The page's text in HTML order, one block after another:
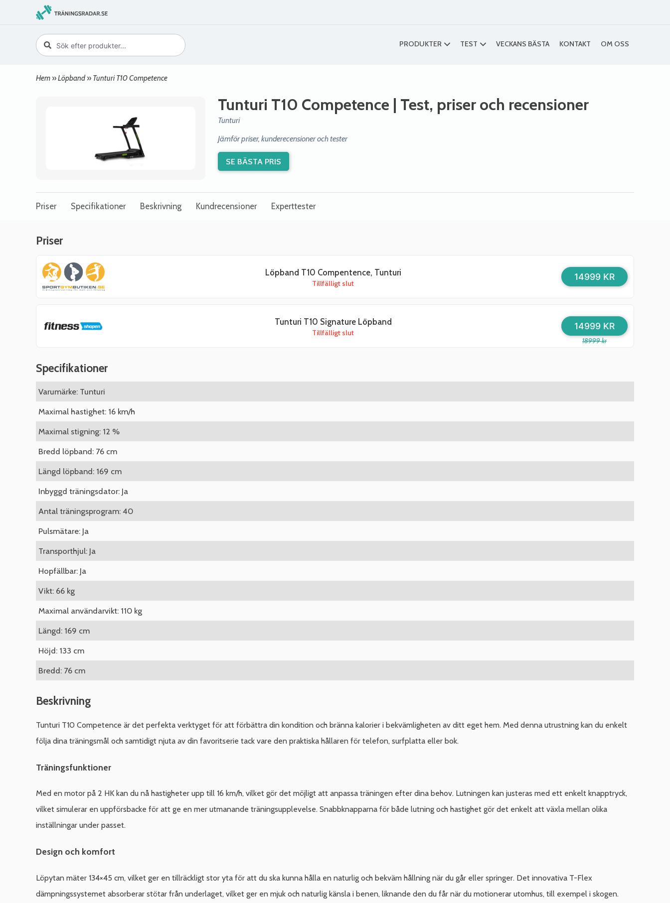
PRODUKTER TEST VECKANS BÄSTA KONTAKT OM OSS
Hem »Löpband » Tunturi T10 Competence
Tunturi T10 Competence | Test, priser och recensioner
Tunturi
Jämför priser, kunderecensioner och tester
SE BÄSTA PRIS
Priser Specifikationer Beskrivning Kundrecensioner Experttester
Priser
Löpband T10 Compentence, Tunturi
Tillfälligt slut
14999 KR
Tunturi T10 Signature Löpband
Tillfälligt slut
18999 kr
14999 KR
Specifikationer
Varumärke: Tunturi
Maximal hastighet: 16 km/h
Maximal stigning: 12 %
Bredd löpband: 76 cm
Längd löpband: 169 cm
Inbyggd träningsdator: Ja
Antal träningsprogram: 40
Pulsmätare: Ja
Transporthjul: Ja
Hopfällbar: Ja
Vikt: 66 kg
Maximal användarvikt: 110 kg
Längd: 169 cm
Höjd: 133 cm
Bredd: 76 cm
Beskrivning
Tunturi T10 Competence är det perfekta verktyget för att förbättra din kondition och bränna kalorier i bekvämligheten av ditt eget hem. Med denna utrustning kan du enkelt
följa dina träningsmål och samtidigt njuta av din favoritserie tack vare den praktiska hållaren för telefon, surfplatta eller bok.
Träningsfunktioner
Med en motor på 2 HK kan du nå hastigheter upp till 16 km/h, vilket gör det möjligt att anpassa träningen efter dina behov. Lutningen kan justeras med ett enkelt knapptryck,
vilket simulerar en uppförsbacke för att ge en mer utmanande träningsupplevelse. Snabbknapparna för både lutning och hastighet gör det enkelt att växla mellan olika
inställningar under passet.
Design och komfort
Löpytan mäter 134×45 cm, vilket ger en tillräckligt stor yta för att du ska kunna hålla en naturlig och bekväm hållning när du går eller springer. Det innovativa T-Flex
dämpningssystemet absorberar stötar från underlaget, vilket ger en mjuk och naturlig känsla i benen, liknande den du får när du motionerar utomhus, till exempel i skogen.